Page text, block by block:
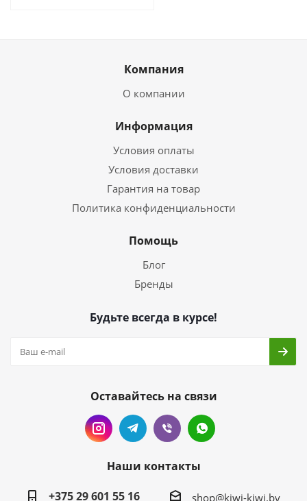
Компания
О компании
Информация
Условия оплаты
Условия доставки
Гарантия на товар
Политика конфиденциальности
Помощь
Блог
Бренды
Будьте всегда в курсе!
Оставайтесь на связи
Наши контакты
+375 29 601 55 16
shop@kiwi-kiwi.by